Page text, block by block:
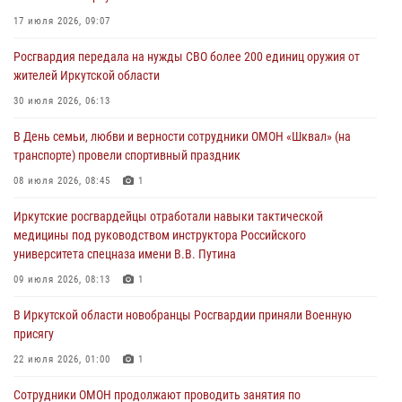
03 августа 2026, 04:55
Дню Воздушно-десантных войск в Иркутской области
03 августа 2026, 03:32
сердца к сердцу» (видео)
31 июля 2026, 04:37
пропавшую пожилую женщину в Иркутске
30 июля 2026, 07:37
17 июля 2026, 09:07
Росгвардия передала на нужды СВО более 200 единиц оружия от
жителей Иркутской области
30 июля 2026, 06:13
В День семьи, любви и верности сотрудники ОМОН «Шквал» (на
транспорте) провели спортивный праздник
08 июля 2026, 08:45 1
Иркутские росгвардейцы отработали навыки тактической
медицины под руководством инструктора Российского
университета спецназа имени В.В. Путина
09 июля 2026, 08:13 1
В Иркутской области новобранцы Росгвардии приняли Военную
присягу
22 июля 2026, 01:00 1
Сотрудники ОМОН продолжают проводить занятия по